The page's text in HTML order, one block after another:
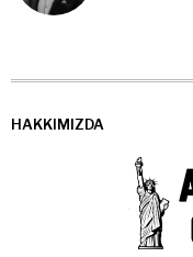
HAKKIMIZDA